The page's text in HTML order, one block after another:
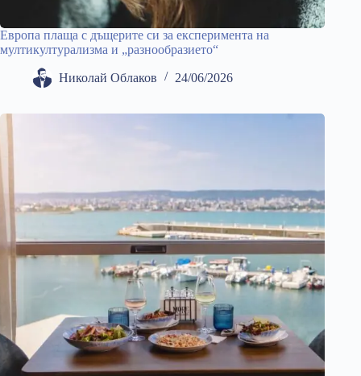
Европа плаща с дъщерите си за експеримента на
мултикултурализма и „разнообразието“
Николай Облаков 24/06/2026